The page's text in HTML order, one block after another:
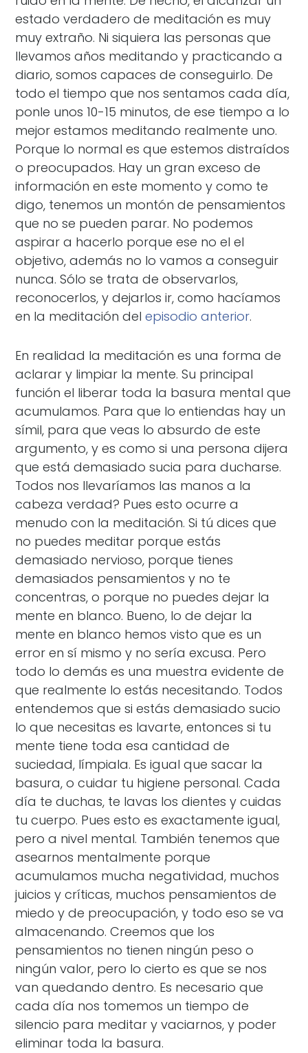
estado verdadero de meditación es muy
muy extraño. Ni siquiera las personas que
llevamos años meditando y practicando a
diario, somos capaces de conseguirlo. De
todo el tiempo que nos sentamos cada día,
ponle unos 10-15 minutos, de ese tiempo a lo
mejor estamos meditando realmente uno.
Porque lo normal es que estemos distraídos
o preocupados. Hay un gran exceso de
información en este momento y como te
digo, tenemos un montón de pensamientos
que no se pueden parar. No podemos
aspirar a hacerlo porque ese no el el
objetivo, además no lo vamos a conseguir
nunca. Sólo se trata de observarlos,
reconocerlos, y dejarlos ir, como hacíamos
en la meditación delepisodio anterior.
En realidad la meditación es una forma de
aclarar y limpiar la mente. Su principal
función el liberar toda la basura mental que
acumulamos. Para que lo entiendas hay un
símil, para que veas lo absurdo de este
argumento, y es como si una persona dijera
que está demasiado sucia para ducharse.
Todos nos llevaríamos las manos a la
cabeza verdad? Pues esto ocurre a
menudo con la meditación. Si tú dices que
no puedes meditar porque estás
demasiado nervioso, porque tienes
demasiados pensamientos y no te
concentras, o porque no puedes dejar la
mente en blanco. Bueno, lo de dejar la
mente en blanco hemos visto que es un
error en sí mismo y no sería excusa. Pero
todo lo demás es una muestra evidente de
que realmente lo estás necesitando. Todos
entendemos que si estás demasiado sucio
lo que necesitas es lavarte, entonces si tu
mente tiene toda esa cantidad de
suciedad, límpiala. Es igual que sacar la
basura, o cuidar tu higiene personal. Cada
día te duchas, te lavas los dientes y cuidas
tu cuerpo. Pues esto es exactamente igual,
pero a nivel mental. También tenemos que
asearnos mentalmente porque
acumulamos mucha negatividad, muchos
juicios y críticas, muchos pensamientos de
miedo y de preocupación, y todo eso se va
almacenando. Creemos que los
pensamientos no tienen ningún peso o
ningún valor, pero lo cierto es que se nos
van quedando dentro. Es necesario que
cada día nos tomemos un tiempo de
silencio para meditar y vaciarnos, y poder
eliminar toda la basura.